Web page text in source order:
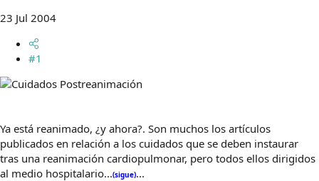
e
a
23 Jul 2004
#1
Ya está reanimado, ¿y ahora?. Son muchos los artículos
publicados en relación a los cuidados que se deben instaurar
tras una reanimación cardiopulmonar, pero todos ellos dirigidos
al medio hospitalario...(sigue)...